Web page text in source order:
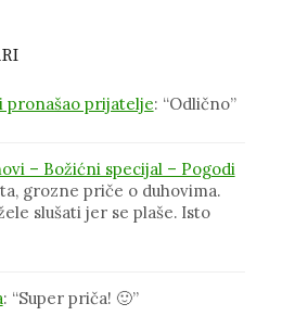
pronašao prijatelje: “Odlično”
– Božićni specijal – Pogodi
grozne priče o duhovima.
slušati jer se plaše. Isto
: “Super priča! 🙂”